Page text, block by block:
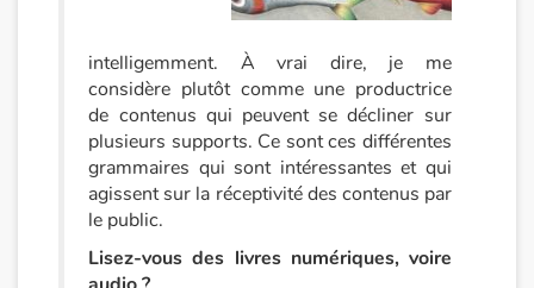
intelligemment. À vrai dire, je me
considère plutôt comme une productrice
de contenus qui peuvent se décliner sur
plusieurs supports. Ce sont ces différentes
grammaires qui sont intéressantes et qui
agissent sur la réceptivité des contenus par
le public.
Lisez-vous des livres numériques, voire